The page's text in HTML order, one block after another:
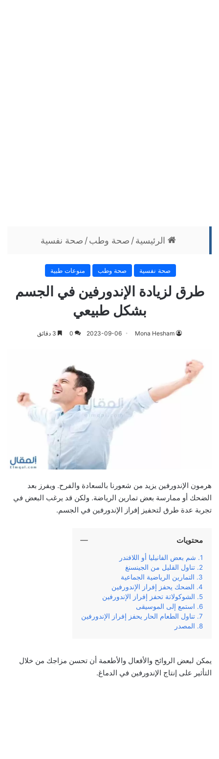
الرئيسية/ صحة وطب/ صحة نفسية
صحة نفسية صحة وطب منوعات طبية
طرق لزيادة الإندورفين في الجسم
بشكل طبيعي
Mona Hesham
2023-09-06
0
هرمون الإندورفين يزيد من شعورنا بالسعادة والفرح. ويفرز بعد
الضحك أو ممارسة بعض تمارين الرياضة. ولكن قد يرغب البعض في
تجربة عدة طرق لتحفيز إفراز الإندورفين في الجسم.
محتويات
شم بعض الفانيليا أو اللافندر
تناول القليل من الجينسنغ
التمارين الرياضية الجماعية
الضحك يحفز إفراز الإندورفين
الشوكولاتة تحفز إفراز الإندورفين
استمع إلى الموسيقى
تناول الطعام الحار يحفز إفراز الإندورفين
المصدر
يمكن لبعض الروائح والأفعال والأطعمة أن تحسن مزاجك من خلال
التأثير على إنتاج الإندورفين في الدماغ.